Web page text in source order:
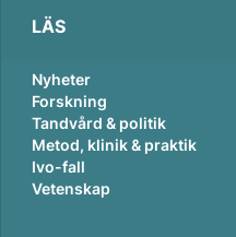
LÄS
Nyheter
Forskning
Tandvård & politik
Metod, klinik & praktik
Ivo-fall
Vetenskap